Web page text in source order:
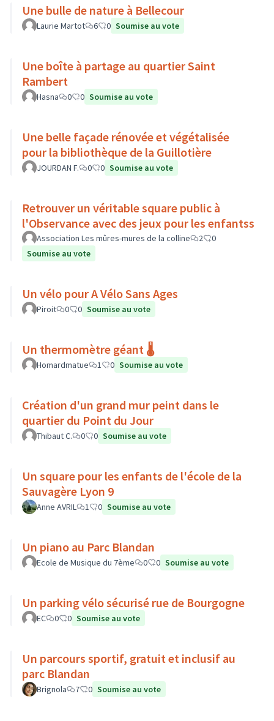
Une bulle de nature à Bellecour
Laurie Martot 6 0 Soumise au vote
Une boîte à partage au quartier Saint
Rambert
Hasna 0 0 Soumise au vote
Une belle façade rénovée et végétalisée
pour la bibliothèque de la Guillotière
JOURDAN F. 0 0 Soumise au vote
Retrouver un véritable square public à
l'Observance avec des jeux pour les enfantss
Association Les mûres-mures de la colline 2
0
Soumise au vote
Un vélo pour A Vélo Sans Ages
Piroit 0 0 Soumise au vote
Un thermomètre géant 🌡️
Homardmatue 1 0 Soumise au vote
Création d'un grand mur peint dans le
quartier du Point du Jour
Thibaut C. 0 0 Soumise au vote
Un square pour les enfants de l'école de la
Sauvagère Lyon 9
Anne AVRIL 1 0 Soumise au vote
Un piano au Parc Blandan
Ecole de Musique du 7ème 0 0 Soumise au vote
Un parking vélo sécurisé rue de Bourgogne
EC 0 0 Soumise au vote
Un parcours sportif, gratuit et inclusif au
parc Blandan
Brignola 7 0 Soumise au vote